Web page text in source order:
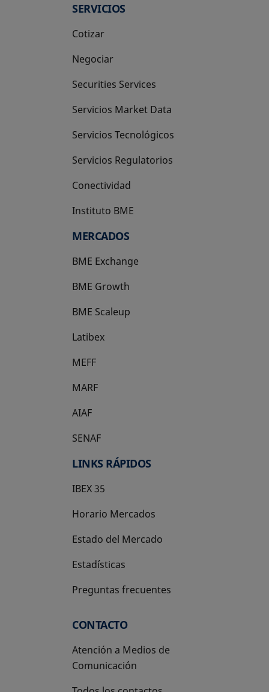
SERVICIOS
Cotizar
Negociar
Securities Services
Servicios Market Data
Servicios Tecnológicos
Servicios Regulatorios
Conectividad
Instituto BME
se abre en una pestaña nueva
MERCADOS
BME Exchange
BME Growth
se abre en una pestaña nueva
BME Scaleup
se abre en una pestaña nueva
Latibex
se abre en una pestaña nueva
MEFF
se abre en una pestaña nueva
MARF
AIAF
SENAF
LINKS RÁPIDOS
IBEX 35
Horario Mercados
Estado del Mercado
Estadísticas
Preguntas frecuentes
CONTACTO
Atención a Medios de
Comunicación